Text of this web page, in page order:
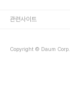
Copyright © Daum
관련사이트